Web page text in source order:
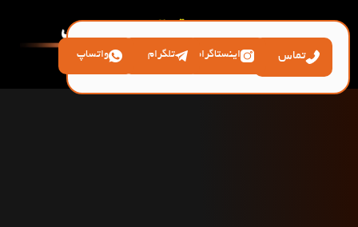
تماس اینستاگرام تلگرام واتساپ